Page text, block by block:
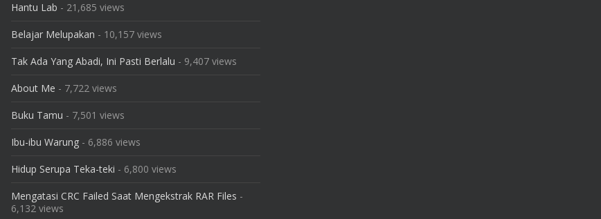
Hantu Lab - 21,685 views
Belajar Melupakan - 10,157 views
Tak Ada Yang Abadi, Ini Pasti Berlalu - 9,407 views
About Me - 7,722 views
Buku Tamu - 7,501 views
Ibu-ibu Warung - 6,886 views
Hidup Serupa Teka-teki - 6,800 views
Mengatasi CRC Failed Saat Mengekstrak RAR Files -
6,132 views